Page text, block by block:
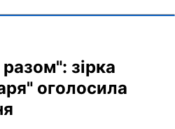
зірка
оголосила